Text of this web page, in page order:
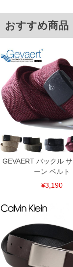
下着(肌着)やワイシャツは
ご了承くださいませ。
裾上げ料金は500円+税とな
備考欄に股下●cmとご記入
上の品が対象。1本5,999
出荷まで約1週間～20日間
尚、裾上げした商品は返品
一部、お直しに対応出来な
いている、極端なデザイン
※商品によって若干のサ
ンピュータ画面）によっ
※当店での掲載商品は、実
舗からのお取り寄せ等に
す。そのようなことがない
連絡させて頂きますので予
ITEM INTRODUCTION
おすすめ商品
GEVAERT バックル
ーン ベルト
¥3,190